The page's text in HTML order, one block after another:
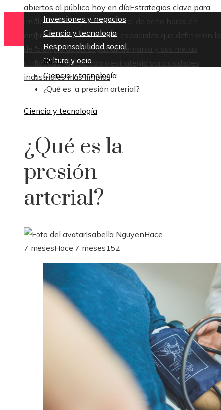
abiertos al público hoy en díaEstrategias clave para
implementar la jornada laboral de ocho horas en
empresasLas 15 misiones espaciales que definieron
de la exploración espacialAlemania y sus metas
climáticas: la RSE como estrategia para ciudades
industriales más limpias
Inversiones y negocios
Ciencia y tecnología
Responsabilidad social
Cultura y ocio
Inicio
Ciencia y tecnología
¿Qué es la presión arterial?
Ciencia y tecnología
¿Qué es la
presión
arterial?
Isabella NguyenHace
7 mesesHace 7 meses152